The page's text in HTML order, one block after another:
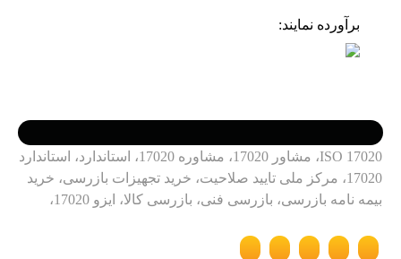
برآورده نمایند:
ISO 17020، مشاور 17020، مشاوره 17020، استاندارد، استاندارد
17020، مرکز ملی تایید صلاحیت، خرید تجهیزات بازرسی، خرید
بیمه نامه بازرسی، بازرسی فنی، بازرسی کالا، ایزو 17020،